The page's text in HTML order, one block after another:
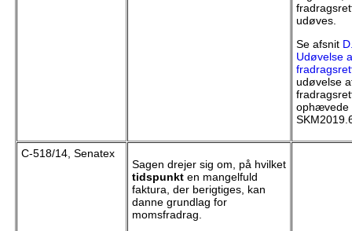
udøves.
Se afsnit
Udøvelse
udøvelse
ophævede
C-518/14, Senatex
Sagen drejer sig om, på hvilket
tidspunkten mangelfuld
faktura, der berigtiges, kan
danne grundlag for
momsfradrag.